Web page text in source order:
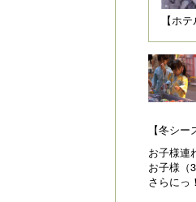
【ホ
【冬シ
お子様連
お子様（
さらにっ